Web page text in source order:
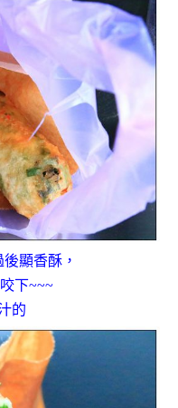
顯香酥，
下~~~
的